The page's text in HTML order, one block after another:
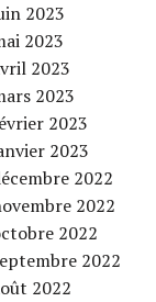
2023
2023
2023
2023
2023
2023
2022
2022
2022
2022
2022